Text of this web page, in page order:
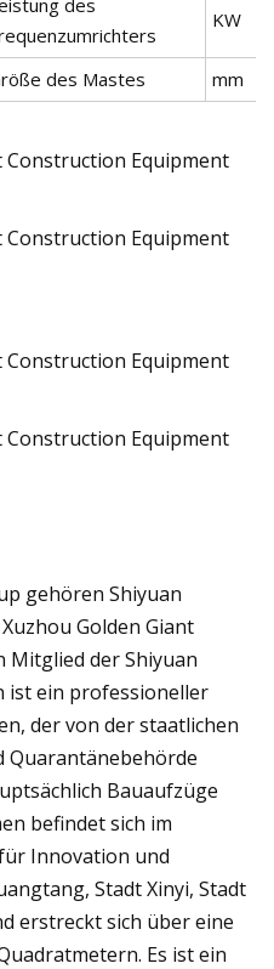
KW
des Mastes mm
gehören Shiyuan
Golden Giant
Mitglied der Shiyuan
ist ein professioneller
der von der staatlichen
Quarantänebehörde
Bauaufzüge
befindet sich im
Innovation und
Stadt Xinyi, Stadt
erstreckt sich über eine
Es ist ein